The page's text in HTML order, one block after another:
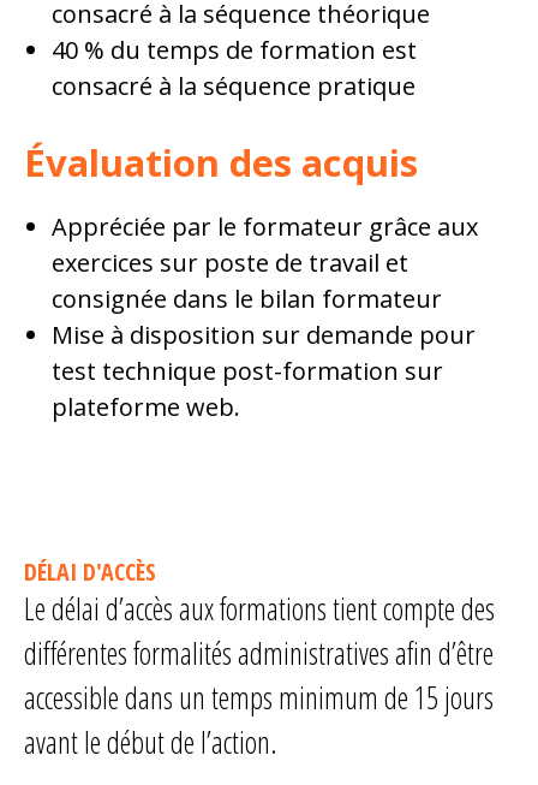
consacré à la séquence théorique
40 % du temps de formation est
consacré à la séquence pratique
Évaluation des acquis
Appréciée par le formateur grâce aux
exercices sur poste de travail et
consignée dans le bilan formateur
Mise à disposition sur demande pour
test technique post-formation sur
plateforme web.
DÉLAI D'ACCÈS
Le délai d’accès aux formations tient compte des
différentes formalités administratives afin d’être
accessible dans un temps minimum de 15 jours
avant le début de l’action.